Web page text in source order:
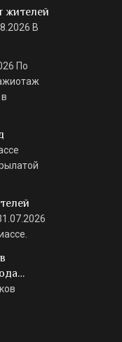
жителей
В
По